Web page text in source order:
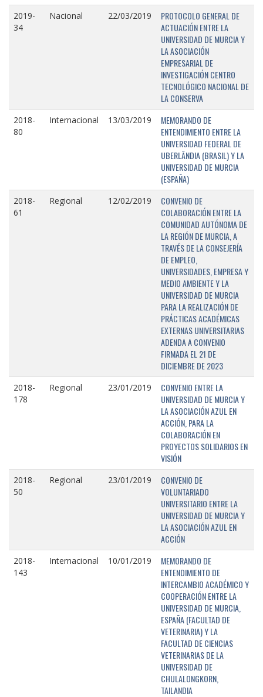
2019-
34
Nacional 22/03/2019
PROTOCOLO GENERAL DE
ACTUACIÓN ENTRE LA
UNIVERSIDAD DE MURCIA Y
LA ASOCIACIÓN
EMPRESARIAL DE
INVESTIGACIÓN CENTRO
TECNOLÓGICO NACIONAL DE
LA CONSERVA
2018-
80
Internacional 13/03/2019
MEMORANDO DE
ENTENDIMIENTO ENTRE LA
UNIVERSIDAD FEDERAL DE
UBERLÂNDIA (BRASIL) Y LA
UNIVERSIDAD DE MURCIA
(ESPAÑA)
2018-
61
Regional 12/02/2019
CONVENIO DE
COLABORACIÓN ENTRE LA
COMUNIDAD AUTÓNOMA DE
LA REGIÓN DE MURCIA, A
TRAVÉS DE LA CONSEJERÍA
DE EMPLEO,
UNIVERSIDADES, EMPRESA Y
MEDIO AMBIENTE Y LA
UNIVERSIDAD DE MURCIA
PARA LA REALIZACIÓN DE
PRÁCTICAS ACADÉMICAS
EXTERNAS UNIVERSITARIAS
ADENDA A CONVENIO
FIRMADA EL 21 DE
DICIEMBRE DE 2023
2018-
178
Regional 23/01/2019
CONVENIO ENTRE LA
UNIVERSIDAD DE MURCIA Y
LA ASOCIACIÓN AZUL EN
ACCIÓN, PARA LA
COLABORACIÓN EN
PROYECTOS SOLIDARIOS EN
VISIÓN
2018-
50
Regional 23/01/2019
CONVENIO DE
VOLUNTARIADO
UNIVERSITARIO ENTRE LA
UNIVERSIDAD DE MURCIA Y
LA ASOCIACIÓN AZUL EN
ACCIÓN
2018-
143
Internacional 10/01/2019
MEMORANDO DE
ENTENDIMIENTO DE
INTERCAMBIO ACADÉMICO Y
COOPERACIÓN ENTRE LA
UNIVERSIDAD DE MURCIA,
ESPAÑA (FACULTAD DE
VETERINARIA) Y LA
FACULTAD DE CIENCIAS
VETERINARIAS DE LA
UNIVERSIDAD DE
CHULALONGKORN,
TAILANDIA